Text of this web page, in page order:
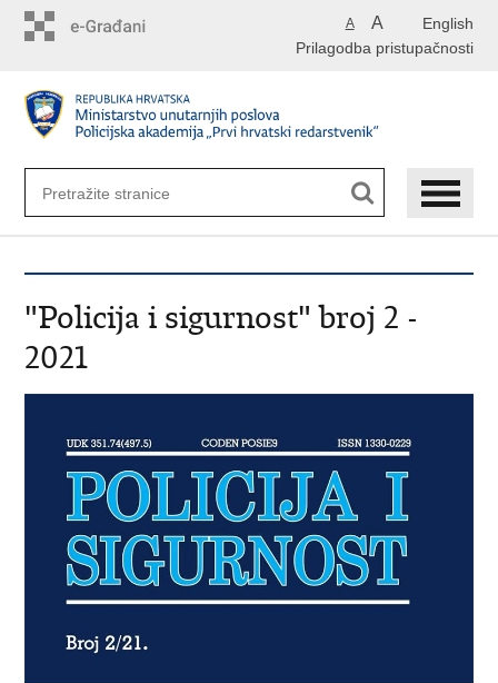
English
A A
Prilagodba pristupačnosti
"Policija i sigurnost" broj 2 -
2021